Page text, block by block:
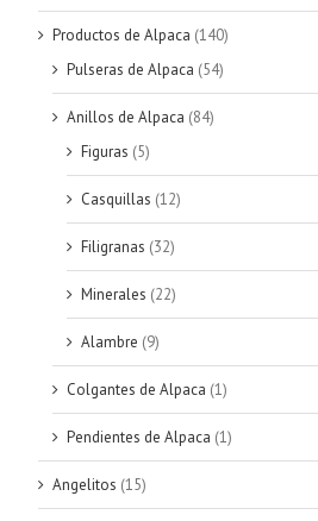
Productos de Alpaca (140)
Pulseras de Alpaca (54)
Anillos de Alpaca (84)
Figuras (5)
Casquillas (12)
Filigranas (32)
Minerales (22)
Alambre (9)
Colgantes de Alpaca (1)
Pendientes de Alpaca (1)
Angelitos (15)